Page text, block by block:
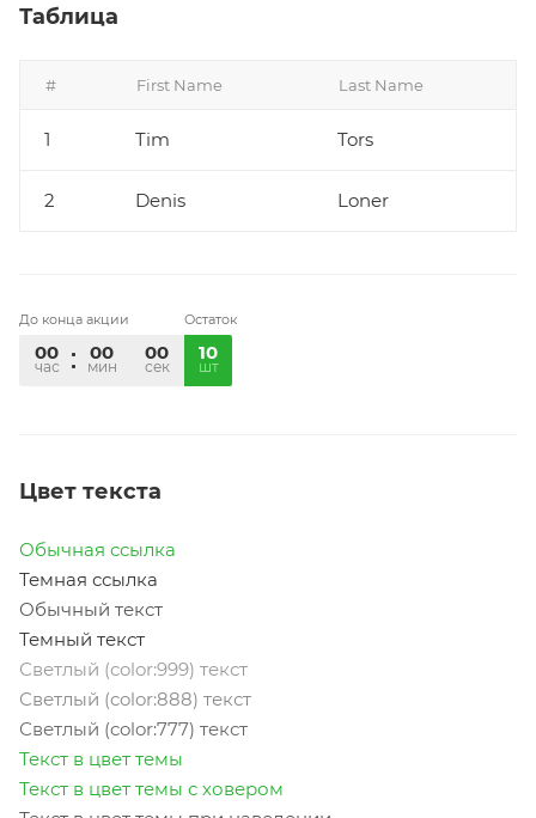
Таблица
# First Name Last Name
1 Tim Tors
2 Denis Loner
До конца акции
00
час
00
мин
00
сек
Остаток
10
шт
Цвет текста
Обычная ссылка
Темная ссылка
Обычный текст
Темный текст
Светлый (color:999) текст
Светлый (color:888) текст
Светлый (color:777) текст
Текст в цвет темы
Текст в цвет темы с ховером